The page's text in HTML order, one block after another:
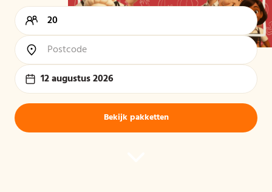
12 augustus 2026
Bekijk pakketten